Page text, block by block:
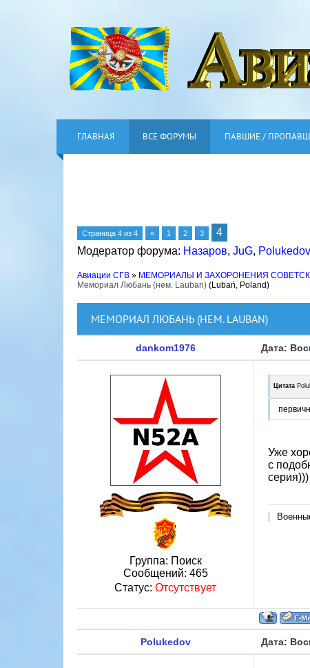
ГЛАВНАЯ ВСЕ ФОРУМЫ ПАВШИЕ /
Страница 4 из 4 « 1 2 3
4
Модератор форума: Назаров, JuG, Polukedov
Авиации СГВ » МЕМОРИАЛЫ И ЗАХОРОНЕНИЯ
Мемориал Любань (нем. Lauban) (Lubań, Poland)
МЕМОРИАЛ ЛЮБАНЬ (НЕМ. LAUBAN)
dankom1976 Дата:
Группа: Поиск
Сообщений: 465
Статус: Отсутствует
Цитата
Уже
с
серия)))
Polukedov Дата: